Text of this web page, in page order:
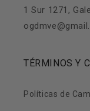
1 Sur 1271,
TÉRMINOS Y
Políticas de